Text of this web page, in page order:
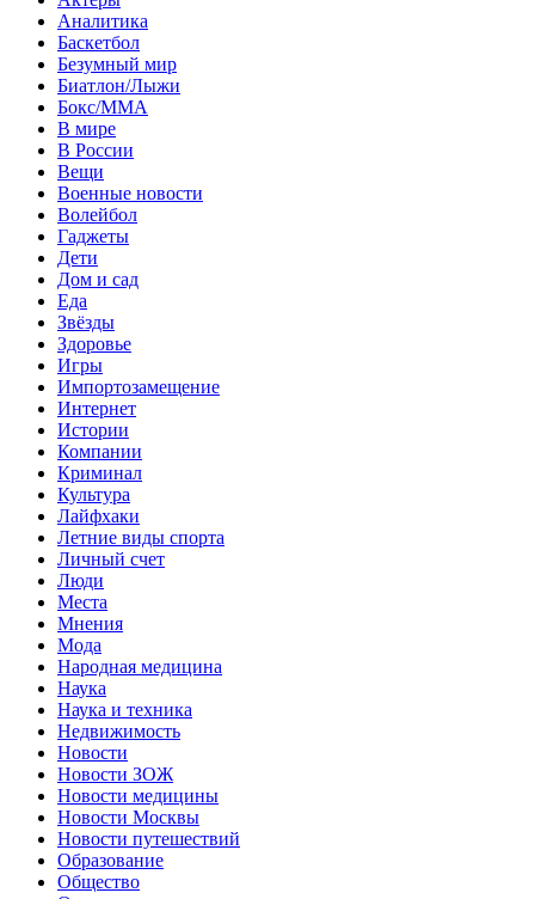
Аналитика
Баскетбол
Безумный мир
Биатлон/Лыжи
Бокс/MMA
В мире
В России
Вещи
Военные новости
Волейбол
Гаджеты
Дети
Дом и сад
Еда
Звёзды
Здоровье
Игры
Импортозамещение
Интернет
Истории
Компании
Криминал
Культура
Лайфхаки
Летние виды спорта
Личный счет
Люди
Места
Мнения
Мода
Народная медицина
Наука
Наука и техника
Недвижимость
Новости
Новости ЗОЖ
Новости медицины
Новости Москвы
Новости путешествий
Образование
Общество